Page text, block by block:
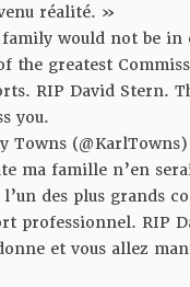
réalité. »
family would not be
the greatest
RIP David Stern.
you.
(@KarlTowns)
ma famille n’en
des plus grands
professionnel. RIP
et vous allez